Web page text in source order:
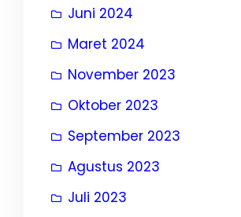
Juni 2024
Maret 2024
November 2023
Oktober 2023
September 2023
Agustus 2023
Juli 2023